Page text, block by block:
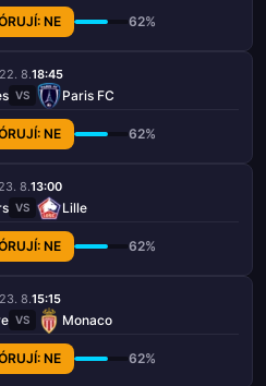
NE 62%
8.18:45
VS Paris FC
NE 62%
8.13:00
VS Lille
NE 62%
8.15:15
VS Monaco
NE 62%